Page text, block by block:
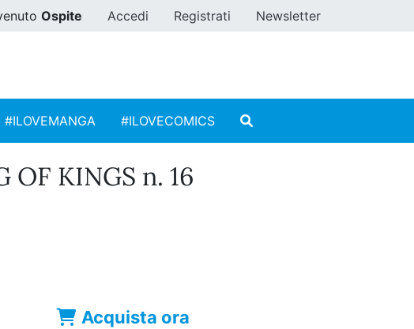
Ospite Accedi Registrati Newsletter
#ILOVEMANGA #ILOVECOMICS
OF KINGS n. 16
Acquista ora